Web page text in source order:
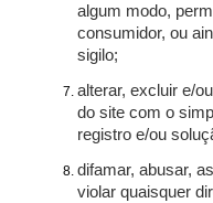
algum modo,
consumidor, ou
sigilo;
alterar, excluir e/
do site com o
registro e/ou
difamar, abusar,
violar quaisquer